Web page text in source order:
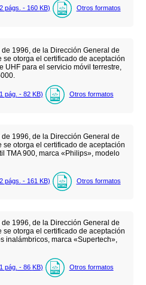
págs. - 160 KB) Otros formatos
1996, de la Dirección General de
otorga el certificado de aceptación
UHF para el servicio móvil terrestre,
pág. - 82 KB) Otros formatos
1996, de la Dirección General de
otorga el certificado de aceptación
TMA 900, marca «Philips», modelo
págs. - 161 KB) Otros formatos
1996, de la Dirección General de
otorga el certificado de aceptación
inalámbricos, marca «Supertech»,
pág. - 86 KB) Otros formatos